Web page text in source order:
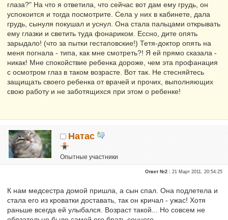
глаза?" На что я ответила, что сейчас вот дам ему грудь, он
успокоится и тогда посмотрите. Села у них в кабинете, дала
грудь, сынуля покушал и уснул. Она стала пальцами открывать
ему глазки и светить туда фонариком. Ессно, дите опять
зарыдало! (что за пытки гестаповские!) Тетя-доктор опять на
меня погнала - типа, как мне смотреть?! Я ей прямо сказала -
никак! Мне спокойствие ребенка дороже, чем эта профанация
с осмотром глаз в таком возрасте. Вот так. Не стесняйтесь
защищать своего ребенка от врачей и прочих, выполняющих
свою работу и не заботящихся при этом о ребенке!
Натаc
Опытные участники
Ответ №2 :21 Март 2011, 20:54:25
К нам медсестра домой пришла, а сын спал. Она подлетела и
стала его из кроватки доставать, так он кричал - ужас! Хотя
раньше всегда ей улыбался. Возраст такой... Но совсем не